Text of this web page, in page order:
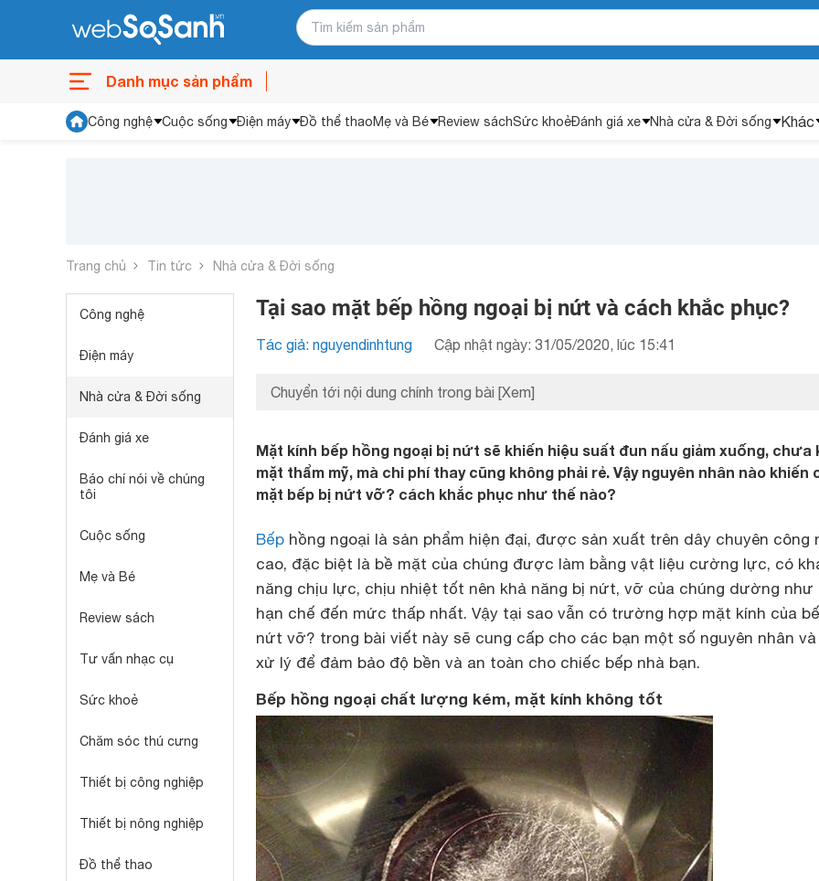
Danh mục sản phẩm
Công nghệ Cuộc sống Điện máy Đồ thể thaoMẹ và Bé Review sáchSức khoẻĐánh giá xe Nhà cửa & Đời sống Khác
Trang chủ Tin tức Nhà cửa & Đời sống
Công nghệ
Điện máy
Nhà cửa & Đời sống
Đánh giá xe
Báo chí nói về chúng
tôi
Cuộc sống
Mẹ và Bé
Review sách
Tư vấn nhạc cụ
Sức khoẻ
Chăm sóc thú cưng
Thiết bị công nghiệp
Thiết bị nông nghiệp
Đồ thể thao
Tại sao mặt bếp hồng ngoại bị nứt và cách khắc phục?
Tác giả: nguyendinhtung Cập nhật ngày: 31/05/2020, lúc 15:41
Chuyển tới nội dung chính trong bài [Xem]
Mặt kính bếp hồng ngoại bị nứt sẽ khiến hiệu suất đun nấu giảm xuống, chưa
mặt thẩm mỹ, mà chi phí thay cũng không phải rẻ. Vậy nguyên nhân nào khiến
mặt bếp bị nứt vỡ? cách khắc phục như thế nào?
Bếp hồng ngoại là sản phẩm hiện đại, được sản xuất trên dây chuyên công
cao, đặc biệt là bề mặt của chúng được làm bằng vật liệu cường lực, có
năng chịu lực, chịu nhiệt tốt nên khả năng bị nứt, vỡ của chúng dường như
hạn chế đến mức thấp nhất. Vậy tại sao vẫn có trường hợp mặt kính của
nứt vỡ? trong bài viết này sẽ cung cấp cho các bạn một số nguyên nhân
xử lý để đảm bảo độ bền và an toàn cho chiếc bếp nhà bạn.
Bếp hồng ngoại chất lượng kém, mặt kính không tốt